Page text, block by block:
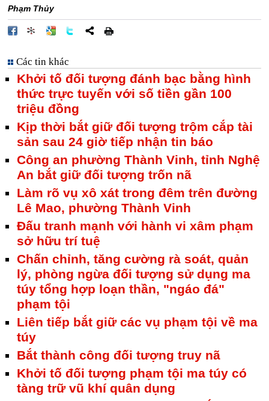
Phạm Thủy
Các tin khác
Khởi tố đối tượng đánh bạc bằng hình
thức trực tuyến với số tiền gần 100
triệu đồng
Kịp thời bắt giữ đối tượng trộm cắp tài
sản sau 24 giờ tiếp nhận tin báo
Công an phường Thành Vinh, tỉnh Nghệ
An bắt giữ đối tượng trốn nã
Làm rõ vụ xô xát trong đêm trên đường
Lê Mao, phường Thành Vinh
Đấu tranh mạnh với hành vi xâm phạm
sở hữu trí tuệ
Chấn chỉnh, tăng cường rà soát, quản
lý, phòng ngừa đối tượng sử dụng ma
túy tổng hợp loạn thần, "ngáo đá"
phạm tội
Liên tiếp bắt giữ các vụ phạm tội về ma
túy
Bắt thành công đối tượng truy nã
Khởi tố đối tượng phạm tội ma túy có
tàng trữ vũ khí quân dụng